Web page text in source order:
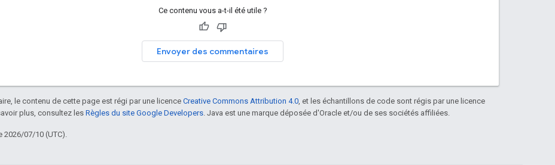
Ce contenu vous a-t-il été utile ?
Envoyer des commentaires
le contenu de cette page est régi par une licence Creative Commons Attribution 4.0 , et les échantillons de code sont régis par une licence
plus, consultez les Règles du site Google Developers . Java est une marque déposée d'Oracle et/ou de ses sociétés affiliées.
2026/07/10 (UTC).